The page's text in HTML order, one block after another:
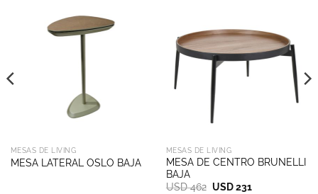
MESAS DE LIVING
MESA LATERAL OSLO BAJA
MESAS DE LIVING
MESA DE CENTRO BRUNELLI
BAJA
USD462 El
USD231El